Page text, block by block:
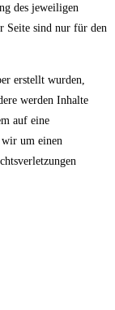
des jeweiligen
Seite sind nur für den
erstellt wurden,
werden Inhalte
auf eine
wir um einen